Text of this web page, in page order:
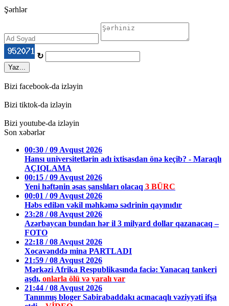
Şərhlər
↻
Yaz...
Bizi facebook-da izləyin
Bizi tiktok-da izləyin
Bizi youtube-da izləyin
Son xəbərlər
00:30 / 09 Avqust 2026
Hansı universitetlərin adı ixtisasdan önə keçib? - Maraqlı
AÇIQLAMA
00:15 / 09 Avqust 2026
Yeni həftənin əsas şanslıları olacaq 3 BÜRC
00:01 / 09 Avqust 2026
Həbs edilən vəkil məhkəmə sədrinin qayınıdır
23:28 / 08 Avqust 2026
Azərbaycan bundan hər il 3 milyard dollar qazanacaq –
FOTO
22:18 / 08 Avqust 2026
Xocavənddə mina PARTLADI
21:59 / 08 Avqust 2026
Mərkəzi Afrika Respublikasında faciə: Yanacaq tankeri
aşdı, onlarla ölü və yaralı var
21:44 / 08 Avqust 2026
Tanınmış bloger Sabirabaddakı acınacaqlı vəziyyəti ifşa